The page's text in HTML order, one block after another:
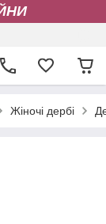
Жіночі дербі